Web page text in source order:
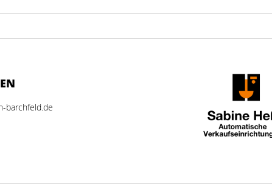
barchfeld.de